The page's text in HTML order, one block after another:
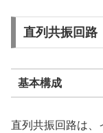
直列共振回路
基本構成
直列共振回路は、